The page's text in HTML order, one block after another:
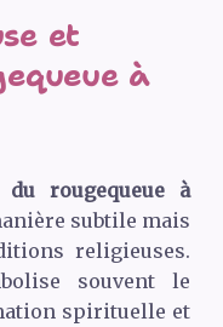
et
à
rougequeue à
subtile mais
religieuses.
souvent le
spirituelle et